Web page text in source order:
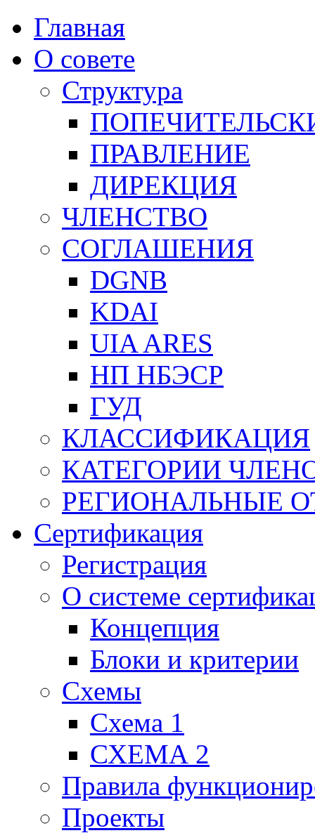
Главная
О совете
Структура
ПРАВЛЕНИЕ
ДИРЕКЦИЯ
ЧЛЕНСТВО
СОГЛАШЕНИЯ
DGNB
KDAI
UIA ARES
НП НБЭСР
ГУД
КЛАССИФИКАЦИЯ
КАТЕГОРИИ
РЕГИОНАЛЬНЫЕ
Сертификация
Регистрация
О системе
Концепция
Блоки и критерии
Схемы
Схема 1
СХЕМА 2
Правила
Проекты